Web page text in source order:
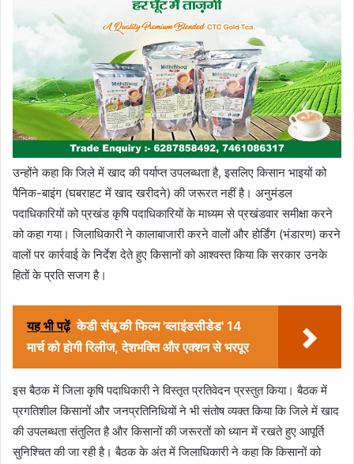
उन्होंने कहा कि जिले में खाद की पर्याप्त उपलब्धता है, इसलिए किसान भाइयों को
पैनिक-बाइंग (घबराहट में खाद खरीदने) की जरूरत नहीं है। अनुमंडल
पदाधिकारियों को प्रखंड कृषि पदाधिकारियों के माध्यम से प्रखंडवार समीक्षा करने
को कहा गया। जिलाधिकारी ने कालाबाजारी करने वालों और होर्डिंग (भंडारण) करने
वालों पर कार्रवाई के निर्देश देते हुए किसानों को आश्वस्त किया कि सरकार उनके
हितों के प्रति सजग है।
यह भी पढ़ें केडी संधू की फिल्म 'ब्लाइंडसीडेड' 14
मार्च को होगी रिलीज, देशभक्ति और एक्शन से भरपूर
इस बैठक में जिला कृषि पदाधिकारी ने विस्तृत प्रतिवेदन प्रस्तुत किया। बैठक में
प्रगतिशील किसानों और जनप्रतिनिधियों ने भी संतोष व्यक्त किया कि जिले में खाद
की उपलब्धता संतुलित है और किसानों की जरूरतों को ध्यान में रखते हुए आपूर्ति
सुनिश्चित की जा रही है। बैठक के अंत में जिलाधिकारी ने कहा कि किसानों को